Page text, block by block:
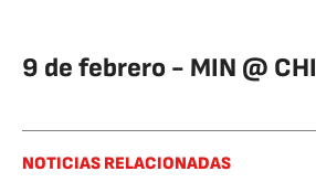
9 de febrero - MIN @ CHI
NOTICIAS RELACIONADAS